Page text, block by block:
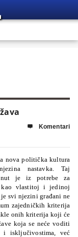
 Komentari
nova politička kultura
nastavka. Taj
je iz potrebe za
kao vlastitoj i jedinoj
svi njezini građani ne
zajedničkih kriterija
onih kriterija koji će
koja se neće voditi
i isključivostima, već